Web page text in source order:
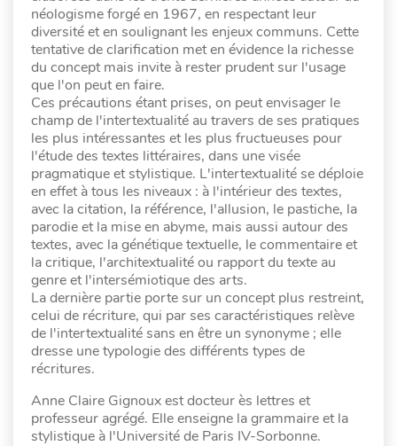
néologisme forgé en 1967, en respectant leur
diversité et en soulignant les enjeux communs. Cette
tentative de clarification met en évidence la richesse
du concept mais invite à rester prudent sur l'usage
que l'on peut en faire.
Ces précautions étant prises, on peut envisager le
champ de l'intertextualité au travers de ses pratiques
les plus intéressantes et les plus fructueuses pour
l'étude des textes littéraires, dans une visée
pragmatique et stylistique. L'intertextualité se déploie
en effet à tous les niveaux : à l'intérieur des textes,
avec la citation, la référence, l'allusion, le pastiche, la
parodie et la mise en abyme, mais aussi autour des
textes, avec la génétique textuelle, le commentaire et
la critique, l'architextualité ou rapport du texte au
genre et l'intersémiotique des arts.
La dernière partie porte sur un concept plus restreint,
celui de récriture, qui par ses caractéristiques relève
de l'intertextualité sans en être un synonyme ; elle
dresse une typologie des différents types de
récritures.
Anne Claire Gignoux est docteur ès lettres et
professeur agrégé. Elle enseigne la grammaire et la
stylistique à l'Université de Paris IV-Sorbonne.